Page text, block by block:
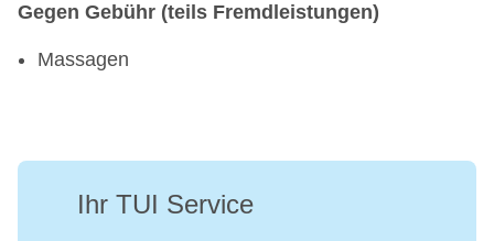
Gegen Gebühr (teils Fremdleistungen)
Massagen
Ihr TUI Service